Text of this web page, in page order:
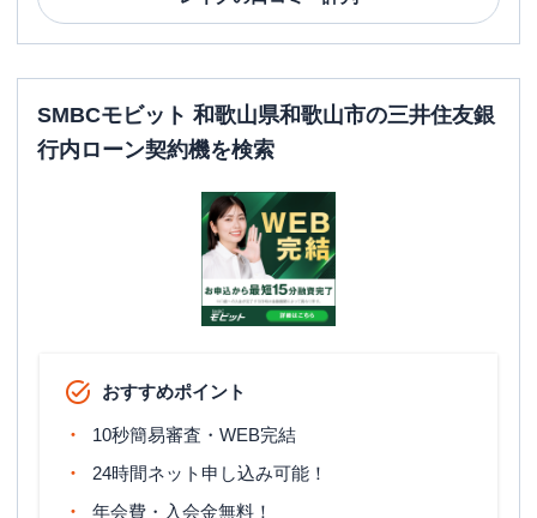
SMBCモビット 和歌山県和歌山市の三井住友銀
行内ローン契約機を検索
おすすめポイント
10秒簡易審査・WEB完結
24時間ネット申し込み可能！
年会費・入会金無料！